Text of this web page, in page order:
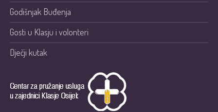
Godišnjak Buđenja
Gosti u Klasju i volonteri
Dječji kutak